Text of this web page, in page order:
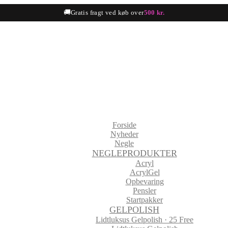
🚚Gratis fragt ved køb over500 kr.
Forside
Nyheder
Negle
NEGLEPRODUKTER
Acryl
AcrylGel
Opbevaring
Pensler
Startpakker
GELPOLISH
Lidtluksus Gelpolish · 25 Free